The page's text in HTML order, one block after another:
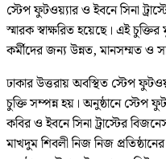
স্টেপ ফুটওয়্যার ও ইবনে সিনা
স্মারক স্বাক্ষরিত হয়েছে। এই
কর্মীদের জন্য উন্নত, মানসম্মত ও
ঢাকার উত্তরায় অবস্থিত স্টেপ
চুক্তি সম্পন্ন হয়। অনুষ্ঠানে স্টেপ
কবির ও ইবনে সিনা ট্রাস্টের
মাখদুম শিবলী নিজ নিজ